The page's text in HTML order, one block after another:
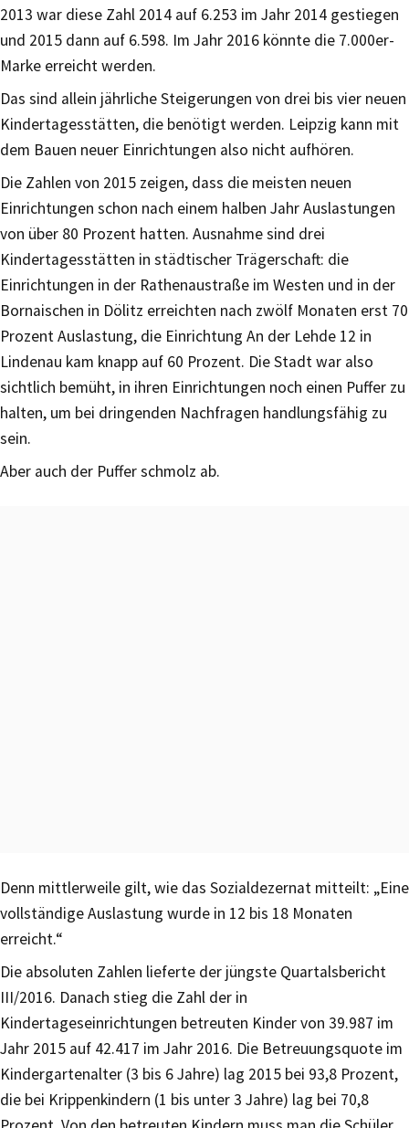
2013 war diese Zahl 2014 auf 6.253 im Jahr 2014 gestiegen
und 2015 dann auf 6.598. Im Jahr 2016 könnte die 7.000er-
Marke erreicht werden.
Das sind allein jährliche Steigerungen von drei bis vier neuen
Kindertagesstätten, die benötigt werden. Leipzig kann mit
dem Bauen neuer Einrichtungen also nicht aufhören.
Die Zahlen von 2015 zeigen, dass die meisten neuen
Einrichtungen schon nach einem halben Jahr Auslastungen
von über 80 Prozent hatten. Ausnahme sind drei
Kindertagesstätten in städtischer Trägerschaft: die
Einrichtungen in der Rathenaustraße im Westen und in der
Bornaischen in Dölitz erreichten nach zwölf Monaten erst 70
Prozent Auslastung, die Einrichtung An der Lehde 12 in
Lindenau kam knapp auf 60 Prozent. Die Stadt war also
sichtlich bemüht, in ihren Einrichtungen noch einen Puffer zu
halten, um bei dringenden Nachfragen handlungsfähig zu
sein.
Aber auch der Puffer schmolz ab.
Denn mittlerweile gilt, wie das Sozialdezernat mitteilt: „Eine
vollständige Auslastung wurde in 12 bis 18 Monaten
erreicht.“
Die absoluten Zahlen lieferte der jüngste Quartalsbericht
III/2016. Danach stieg die Zahl der in
Kindertageseinrichtungen betreuten Kinder von 39.987 im
Jahr 2015 auf 42.417 im Jahr 2016. Die Betreuungsquote im
Kindergartenalter (3 bis 6 Jahre) lag 2015 bei 93,8 Prozent,
die bei Krippenkindern (1 bis unter 3 Jahre) lag bei 70,8